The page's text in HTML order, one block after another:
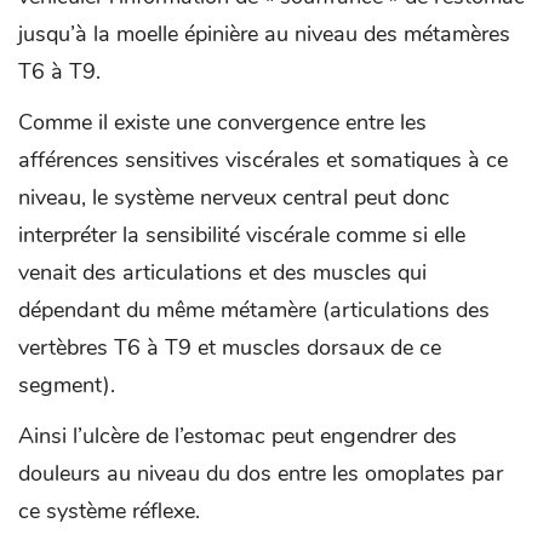
jusqu’à la moelle épinière au niveau des métamères
T6 à T9.
Comme il existe une convergence entre les
afférences sensitives viscérales et somatiques à ce
niveau, le système nerveux central peut donc
interpréter la sensibilité viscérale comme si elle
venait des articulations et des muscles qui
dépendant du même métamère (articulations des
vertèbres T6 à T9 et muscles dorsaux de ce
segment).
Ainsi l’ulcère de l’estomac peut engendrer des
douleurs au niveau du dos entre les omoplates par
ce système réflexe.